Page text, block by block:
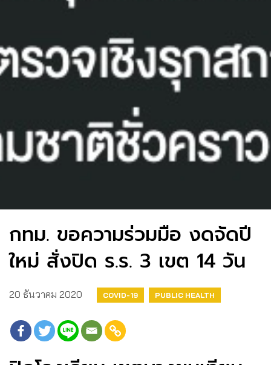
กทม. ขอความร่วมมือ งดจัดปี
ใหม่ สั่งปิด ร.ร. 3 เขต 14 วัน
20 ธันวาคม 2020 COVID-19 PUBLIC HEALTH